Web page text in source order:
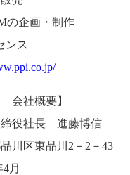
の企画・制作
ンス
会社概要】
進藤博信
川2－2－43